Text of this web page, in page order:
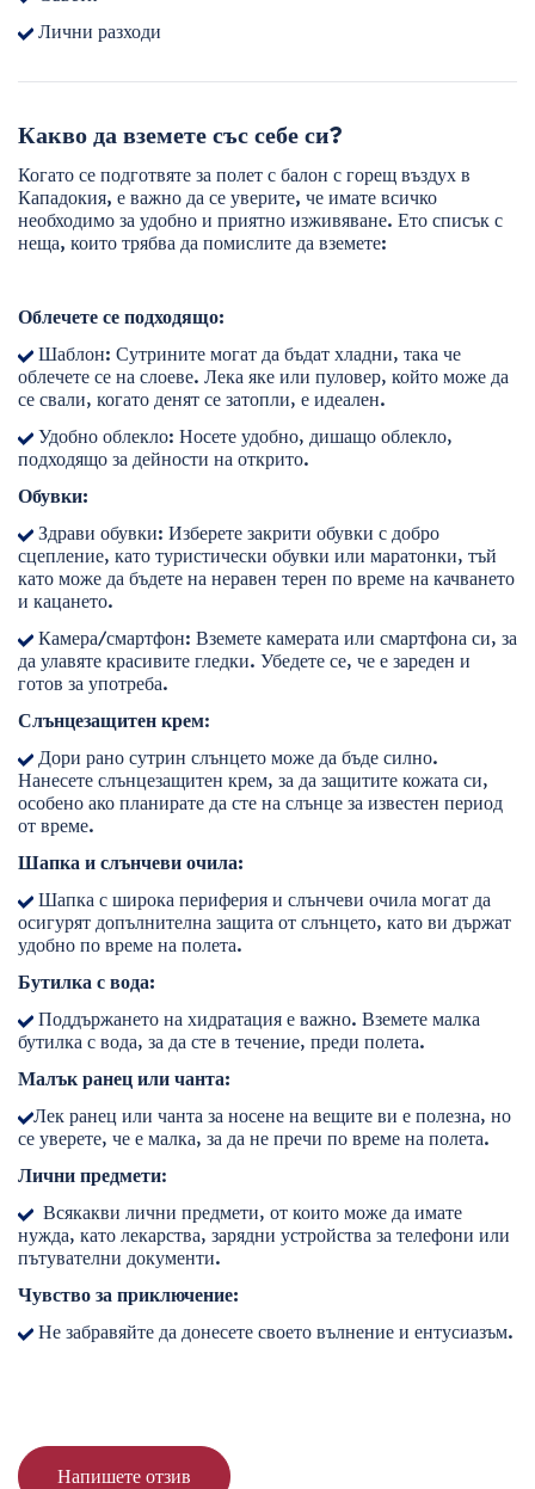
Лични разходи
Какво да вземете със себе си?
Когато се подготвяте за полет с балон с горещ въздух в
Кападокия, е важно да се уверите, че имате всичко
необходимо за удобно и приятно изживяване. Ето списък с
неща, които трябва да помислите да вземете:
Облечете се подходящо:
Шаблон: Сутрините могат да бъдат хладни, така че
облечете се на слоеве. Лека яке или пуловер, който може да
се свали, когато денят се затопли, е идеален.
Удобно облекло: Носете удобно, дишащо облекло,
подходящо за дейности на открито.
Обувки:
Здрави обувки: Изберете закрити обувки с добро
сцепление, като туристически обувки или маратонки, тъй
като може да бъдете на неравен терен по време на качването
и кацането.
Камера/смартфон: Вземете камерата или смартфона си, за
да улавяте красивите гледки. Убедете се, че е зареден и
готов за употреба.
Слънцезащитен крем:
Дори рано сутрин слънцето може да бъде силно.
Нанесете слънцезащитен крем, за да защитите кожата си,
особено ако планирате да сте на слънце за известен период
от време.
Шапка и слънчеви очила:
Шапка с широка периферия и слънчеви очила могат да
осигурят допълнителна защита от слънцето, като ви държат
удобно по време на полета.
Бутилка с вода:
Поддържането на хидратация е важно. Вземете малка
бутилка с вода, за да сте в течение, преди полета.
Малък ранец или чанта:
Лек ранец или чанта за носене на вещите ви е полезна, но
се уверете, че е малка, за да не пречи по време на полета.
Лични предмети:
Всякакви лични предмети, от които може да имате
нужда, като лекарства, зарядни устройства за телефони или
пътувателни документи.
Чувство за приключение:
Не забравяйте да донесете своето вълнение и ентусиазъм.
Напишете отзив